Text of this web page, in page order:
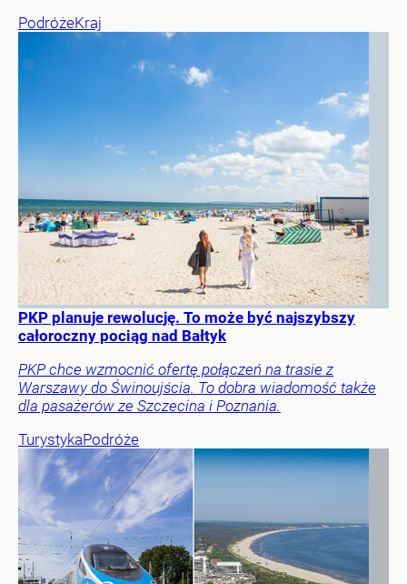
PodróżeKraj
PKP planuje rewolucję. To może być najszybszy
całoroczny pociąg nad Bałtyk
PKP chce wzmocnić ofertę połączeń na trasie z
Warszawy do Świnoujścia. To dobra wiadomość także
dla pasażerów ze Szczecina i Poznania.
TurystykaPodróże